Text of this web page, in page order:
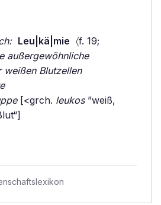
Leu|kä|mie 〈f. 19;
außergewöhnliche
weißen Blutzellen
[<grch. leukos”weiß,